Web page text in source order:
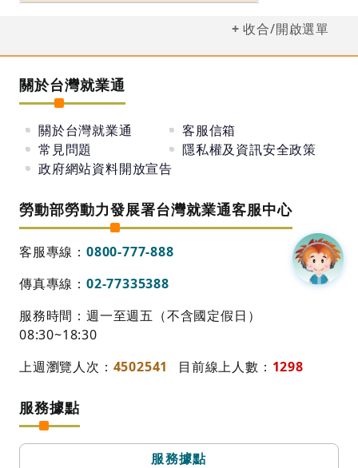
收合/開啟選單
關於台灣就業通
關於台灣就業通
客服信箱
常見問題
隱私權及資訊安全政策
政府網站資料開放宣告
勞動部勞動力發展署台灣就業通客服中心
客服專線： 0800-777-888
傳真專線： 02-77335388
服務時間：週一至週五（不含國定假日）
08:30~18:30
上週瀏覽人次： 4502541 目前線上人數： 1298
服務據點
服務據點